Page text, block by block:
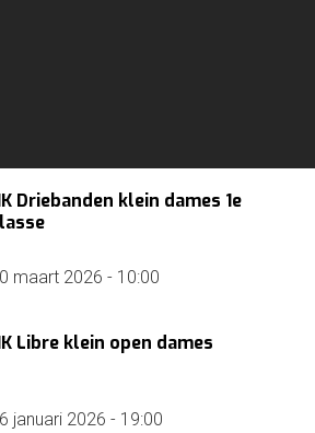
Driebanden klein dames 1e
maart 2026 - 10:00
Libre klein open dames
januari 2026 - 19:00